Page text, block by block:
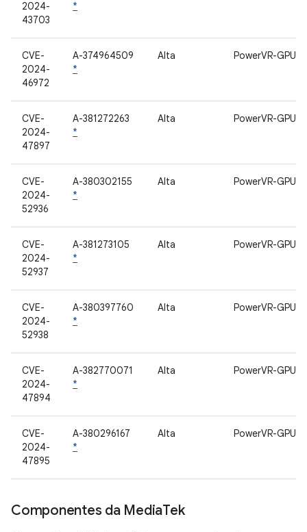
2024-
43703
*
CVE-
2024-
46972
A-374964509
*
Alta PowerVR-GPU
CVE-
2024-
47897
A-381272263
*
Alta PowerVR-GPU
CVE-
2024-
52936
A-380302155
*
Alta PowerVR-GPU
CVE-
2024-
52937
A-381273105
*
Alta PowerVR-GPU
CVE-
2024-
52938
A-380397760
*
Alta PowerVR-GPU
CVE-
2024-
47894
A-382770071
*
Alta PowerVR-GPU
CVE-
2024-
47895
A-380296167
*
Alta PowerVR-GPU
Componentes da MediaTek